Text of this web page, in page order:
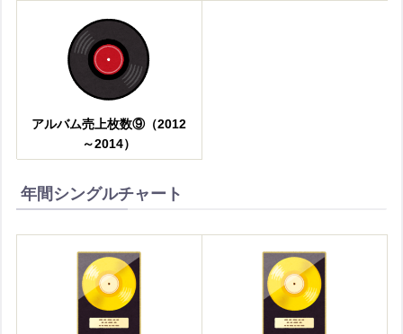
アルバム売上枚数⑨（2012
～2014）
年間シングルチャート